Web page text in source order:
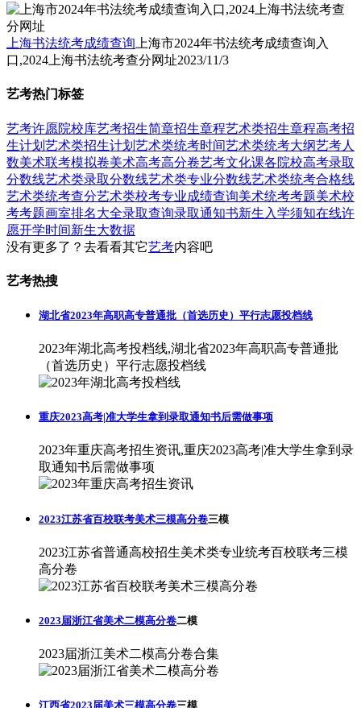
上海书法统考成绩查询 上海市2024年书法统考成绩查询入
口,2024上海书法统考查分网址2023/11/3
艺考热门标签
艺考许愿院校库艺考招生简章招生章程艺术类招生章程高考招
生计划 艺术类招生计划 艺术类统考时间艺术类统考大纲艺考人
数美术联考模拟卷美术高考高分卷艺考文化课各院校高考录取
分数线艺术类录取分数线艺术类专业分数线艺术类统考合格线
艺术类统考查分艺术类校考专业成绩查询美术统考考题美术校
考考题画室排名大全录取查询录取通知书新生入学须知在线许
愿开学时间新生大数据
没有更多了？去看看其它艺考内容吧
艺考热搜
湖北省2023年高职高专普通批（首选历史）平行志愿投档线
2023年湖北高考投档线,湖北省2023年高职高专普通批
（首选历史）平行志愿投档线
重庆2023高考|准大学生拿到录取通知书后需做事项
2023年重庆高考招生资讯,重庆2023高考|准大学生拿到录
取通知书后需做事项
2023江苏省百校联考美术三模高分卷三模
2023江苏省普通高校招生美术类专业统考百校联考三模
高分卷
2023届浙江省美术二模高分卷二模
2023届浙江美术二模高分卷合集
江西省2023届美术三模高分卷三模